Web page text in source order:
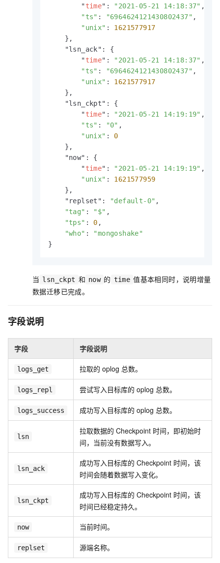
        "
time": "2021-05-21 14:18:37" ,
"ts" : "6964624121430802437" ,
"unix" : 1621577917
    },
    "lsn_ack": {
        "
time": "2021-05-21 14:18:37" ,
"ts" : "6964624121430802437" ,
"unix" : 1621577917
    },
    "lsn_ckpt": {
        "
time": "2021-05-21 14:19:19" ,
"ts" : "0" ,
"unix" : 0
    },
    "now": {
        "
time": "2021-05-21 14:19:19" ,
"unix" : 1621577959
    },
    "replset":
"default-0" ,
"tag" : "$" ,
"tps" : 0 ,
"who" : "mongoshake"
}
当 lsn_ckpt 和 now 的 time 值基本相同时，说明增量
数据迁移已完成。
字段说明
字段 字段说明
logs_get 拉取的 oplog 总数。
logs_repl 尝试写入目标库的 oplog 总数。
logs_success 成功写入目标库的 oplog 总数。
lsn
拉取数据的 Checkpoint 时间，即初始时
间，当前没有数据写入。
lsn_ack
成功写入目标库的 Checkpoint 时间，该
时间会随着数据写入变化。
lsn_ckpt
成功写入目标库的 Checkpoint 时间，该
时间已经稳定持久。
now 当前时间。
replset 源端名称。